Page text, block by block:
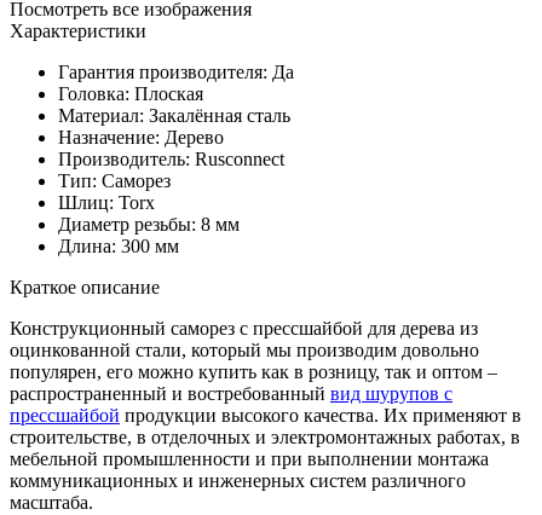
Посмотреть все изображения
Характеристики
Гарантия производителя: Да
Головка: Плоская
Материал: Закалённая сталь
Назначение: Дерево
Производитель: Rusconnect
Тип: Саморез
Шлиц: Torx
Диаметр резьбы: 8 мм
Длина: 300 мм
Краткое описание
Конструкционный саморез с прессшайбой для дерева из
оцинкованной стали, который мы производим довольно
популярен, его можно купить как в розницу, так и оптом –
распространенный и востребованный вид шурупов с
прессшайбой продукции высокого качества. Их применяют в
строительстве, в отделочных и электромонтажных работах, в
мебельной промышленности и при выполнении монтажа
коммуникационных и инженерных систем различного
масштаба.